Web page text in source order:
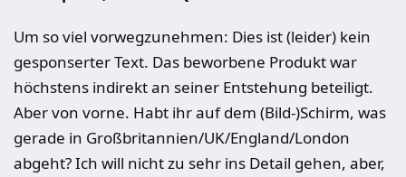
Um so viel vorwegzunehmen: Dies ist (leider) kein
gesponserter Text. Das beworbene Produkt war
höchstens indirekt an seiner Entstehung beteiligt.
Aber von vorne. Habt ihr auf dem (Bild-)Schirm, was
gerade in Großbritannien/UK/England/London
abgeht? Ich will nicht zu sehr ins Detail gehen, aber,